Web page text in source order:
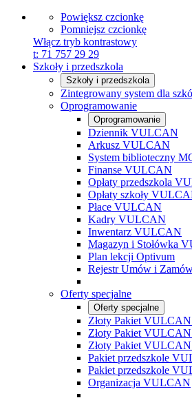
Powiększ czcionkę
Pomniejsz czcionkę
Włącz tryb kontrastowy
t: 71 757 29 29
Szkoły i przedszkola
Szkoły i przedszkola
Zintegrowany system dla
Oprogramowanie
Oprogramowanie
Dziennik VULCAN
Arkusz VULCAN
System biblioteczny
Finanse VULCAN
Opłaty przedszkola
Opłaty szkoły
Płace VULCAN
Kadry VULCAN
Inwentarz VULCAN
Magazyn i Stołówka
Plan lekcji Optivum
Rejestr Umów i
Oferty specjalne
Oferty specjalne
Złoty Pakiet VULCAN
Złoty Pakiet
Złoty Pakiet
Pakiet przedszkole
Pakiet przedszkole
Organizacja VULCAN